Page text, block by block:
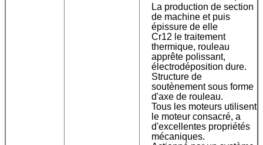
La production de section
de machine et puis
épissure de elle
Cr12 le traitement
thermique, rouleau
apprête polissant,
électrodéposition dure.
Structure de
soutènement sous forme
d'axe de rouleau.
Tous les moteurs utilisent
le moteur consacré, a
d'excellentes propriétés
mécaniques.